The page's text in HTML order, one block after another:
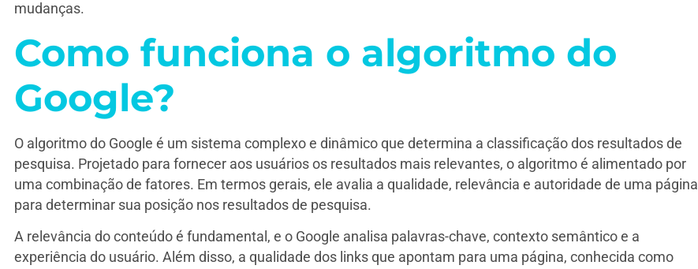
mudanças.
Como funciona o algoritmo do
Google?
O algoritmo do Google é um sistema complexo e dinâmico que determina a classificação dos resultados de
pesquisa. Projetado para fornecer aos usuários os resultados mais relevantes, o algoritmo é alimentado por
uma combinação de fatores. Em termos gerais, ele avalia a qualidade, relevância e autoridade de uma página
para determinar sua posição nos resultados de pesquisa.
A relevância do conteúdo é fundamental, e o Google analisa palavras-chave, contexto semântico e a
experiência do usuário. Além disso, a qualidade dos links que apontam para uma página, conhecida como